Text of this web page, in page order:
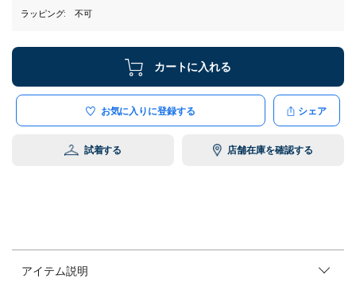
ラッピング
不可
カートに入れる
お気に入りに登録する シェア
試着する 店舗在庫を確認する
アイテム説明